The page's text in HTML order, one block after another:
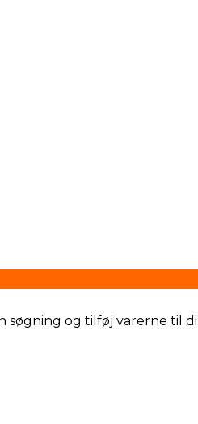
søgning og tilføj varerne til